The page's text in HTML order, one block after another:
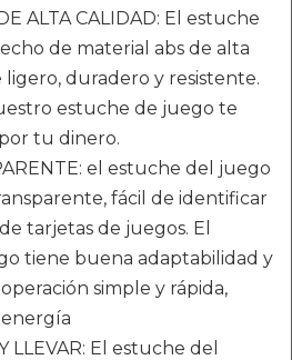
ALTA CALIDAD: El estuche
de material abs de alta
ligero, duradero y resistente.
estuche de juego te
tu dinero.
el estuche del juego
fácil de identificar
tarjetas de juegos. El
tiene buena adaptabilidad y
simple y rápida,
LLEVAR: El estuche del